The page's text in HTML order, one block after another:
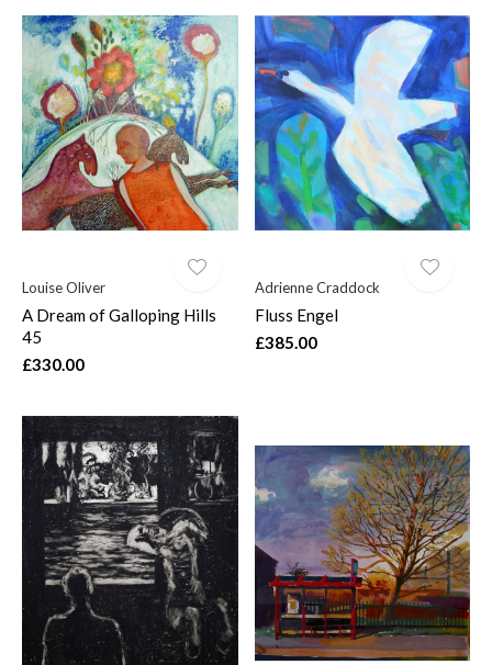
Louise Oliver
A Dream of Galloping Hills
45
£330.00
Adrienne Craddock
Fluss Engel
£385.00